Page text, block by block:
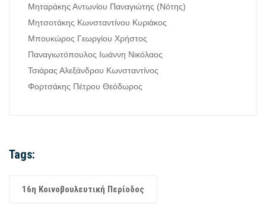
Μηταράκης Αντωνίου Παναγιώτης (Νότης)
Μητσοτάκης Κωνσταντίνου Κυριάκος
Μπουκώρος Γεωργίου Χρήστος
Παναγιωτόπουλος Ιωάννη Νικόλαος
Τσιάρας Αλεξάνδρου Κωνσταντίνος
Φορτσάκης Πέτρου Θεόδωρος
Tags:
16η Κοινοβουλευτική Περίοδος